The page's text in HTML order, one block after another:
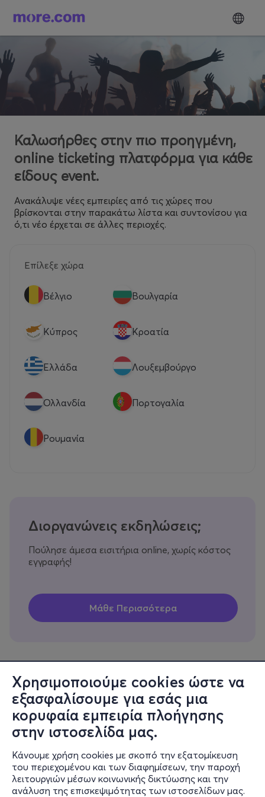
Χρησιμοποιούμε cookies ώστε να
εξασφαλίσουμε για εσάς μια
κορυφαία εμπειρία πλοήγησης
στην ιστοσελίδα μας.
Κάνουμε χρήση cookies με σκοπό την εξατομίκευση
του περιεχομένου και των διαφημίσεων, την παροχή
λειτουργιών μέσων κοινωνικής δικτύωσης και την
ανάλυση της επισκεψιμότητας των ιστοσελίδων μας.
Καλωσήρθες στην πιο προηγμένη,
online ticketing πλατφόρμα για κάθε
είδους event.
Ανακάλυψε νέες εμπειρίες από τις χώρες που
βρίσκονται στην παρακάτω λίστα και συντονίσου για
ό,τι νέο έρχεται σε άλλες περιοχές.
Επίλεξε χώρα
Βέλγιο Βουλγαρία
Κύπρος Κροατία
Eλλάδα Λουξεμβούργο
Ολλανδία Πορτογαλία
Ρουμανία
Διοργανώνεις εκδηλώσεις;
Πούλησε άμεσα εισιτήρια online, χωρίς κόστος
εγγραφής!
Πληροφορίες
Υποστήριξη
Stay Connected